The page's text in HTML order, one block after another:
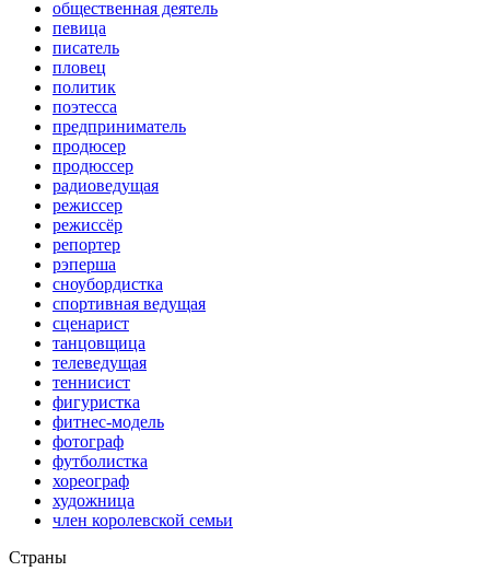
общественная деятель
певица
писатель
пловец
политик
поэтесса
предприниматель
продюсер
продюссер
радиоведущая
режиссер
режиссёр
репортер
рэперша
сноубордистка
спортивная ведущая
сценарист
танцовщица
телеведущая
теннисист
фигуристка
фитнес-модель
фотограф
футболистка
хореограф
художница
член королевской семьи
Страны